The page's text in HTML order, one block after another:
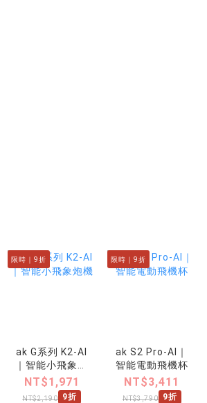
限時｜9折
ak G系列 K2-AI
｜智能小飛象炮
機
NT$1,971
NT$2,190 9折
限時｜9折
ak S2 Pro-AI｜
智能電動飛機杯
NT$3,411
NT$3,790 9折